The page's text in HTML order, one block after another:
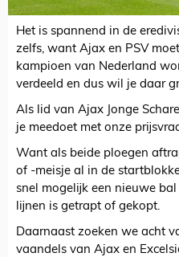
Het is spannend in de
zelfs, want Ajax en PSV
kampioen van Nederland
verdeeld en dus wil je daar
Als lid van Ajax Jonge
je meedoet met onze
Want als beide ploegen
of -meisje al in de
snel mogelijk een nieuwe
lijnen is getrapt of gekopt.
Daarnaast zoeken we acht
vaandels van Ajax en